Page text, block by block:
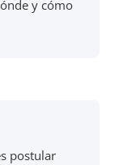
y cómo
postular